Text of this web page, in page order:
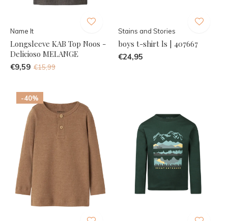
Name It
Longsleeve KAB Top Noos -
Delicioso MELANGE
€9,59 €15,99
Stains and Stories
boys t-shirt ls | 407667
€24,95
-40%